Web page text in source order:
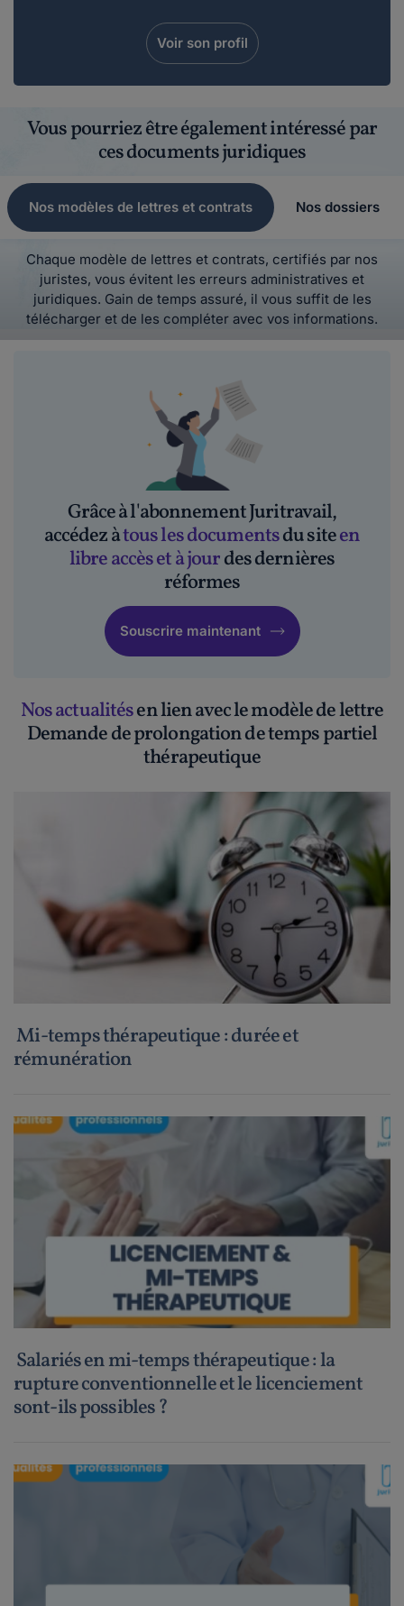
Voir son profil
Vous pourriez être également intéressé par
ces documents juridiques
Nos modèles de lettres et contrats Nos dossiers
Chaque modèle de lettres et contrats, certifiés par nos
juristes, vous évitent les erreurs administratives et
juridiques. Gain de temps assuré, il vous suffit de les
télécharger et de les compléter avec vos informations.
Grâce à l'abonnement Juritravail,
accédez àtous les documentsdu siteen
libre accès et à jourdes dernières
réformes
Souscrire maintenant
Nos actualitésen lien avec le modèle de lettre
Demande de prolongation de temps partiel
thérapeutique
Mi-temps thérapeutique : durée et
rémunération
Salariés en mi-temps thérapeutique : la
rupture conventionnelle et le licenciement
sont-ils possibles ?